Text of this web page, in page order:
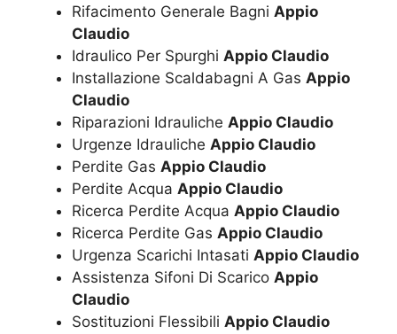
Rifacimento Generale Bagni Appio
Claudio
Idraulico Per Spurghi Appio Claudio
Installazione Scaldabagni A Gas Appio
Claudio
Riparazioni Idrauliche Appio Claudio
Urgenze Idrauliche Appio Claudio
Perdite Gas Appio Claudio
Perdite Acqua Appio Claudio
Ricerca Perdite Acqua Appio Claudio
Ricerca Perdite Gas Appio Claudio
Urgenza Scarichi Intasati Appio Claudio
Assistenza Sifoni Di Scarico Appio
Claudio
Sostituzioni Flessibili Appio Claudio